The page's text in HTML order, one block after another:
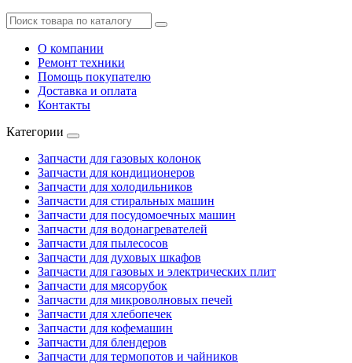
О компании
Ремонт техники
Помощь покупателю
Доставка и оплата
Контакты
Категории
Запчасти для газовых колонок
Запчасти для кондиционеров
Запчасти для холодильников
Запчасти для стиральных машин
Запчасти для посудомоечных машин
Запчасти для водонагревателей
Запчасти для пылесосов
Запчасти для духовых шкафов
Запчасти для газовых и электрических плит
Запчасти для мясорубок
Запчасти для микроволновых печей
Запчасти для хлебопечек
Запчасти для кофемашин
Запчасти для блендеров
Запчасти для термопотов и чайников